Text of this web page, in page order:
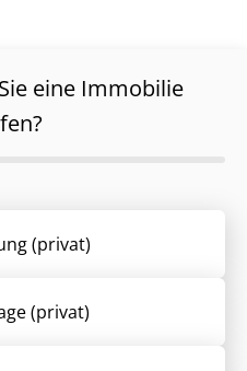
eine Immobilie
(privat)
(privat)